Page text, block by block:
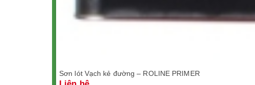
Sơn lót Vạch kẻ đường – ROLINE PRIMER